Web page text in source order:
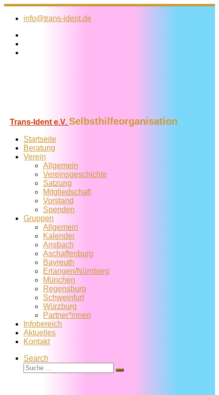
Zum
Inhalt
info@trans-ident.de
Trans-Ident e.V. Selbsthilfeorganisation
Startseite
Beratung
Verein
Allgemein
Vereins­geschichte
Satzung
Mitglied­schaft
Vorstand
Spenden
Gruppen
Allgemein
Kalender
Ansbach
Aschaffenburg
Bayreuth
Erlangen/Nürnberg
München
Regensburg
Schweinfurt
Würzburg
Partner*innen
Infobereich
Aktuelles
Kontakt
Search
Suche
Suche